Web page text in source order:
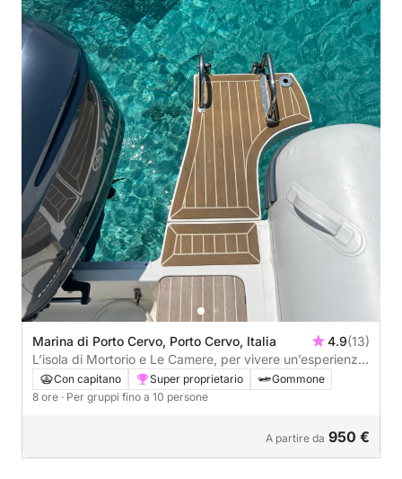
Marina di Porto Cervo, Porto Cervo, Italia 4.9(13)
L’isola di Mortorio e Le Camere, per vivere un’esperienza
unica e inimitabile tra due isole selvagge!
Con capitano Super proprietario
Gommone
8 ore · Per gruppi fino a 10 persone
A partire da 950 €